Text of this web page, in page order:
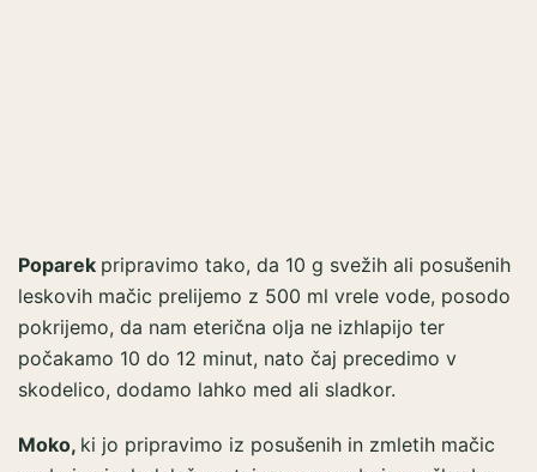
Poparek pripravimo tako, da 10 g svežih ali posušenih
leskovih mačic prelijemo z 500 ml vrele vode, posodo
pokrijemo, da nam eterična olja ne izhlapijo ter
počakamo 10 do 12 minut, nato čaj precedimo v
skodelico, dodamo lahko med ali sladkor.
Moko, ki jo pripravimo iz posušenih in zmletih mačic